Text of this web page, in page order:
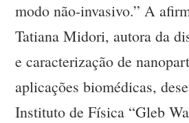
modo não-invasivo.” A
Tatiana Midori, autora da
e caracterização de
aplicações biomédicas,
Instituto de Física “Gleb